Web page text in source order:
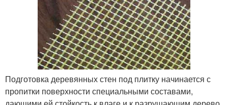
Подготовка деревянных стен под плитку начинается с
пропитки поверхности специальными составами,